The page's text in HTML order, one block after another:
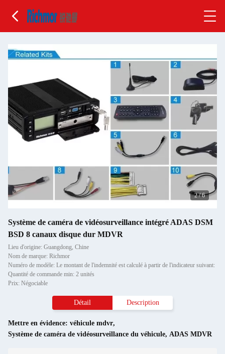
2/6
Système de caméra de vidéosurveillance intégré ADAS DSM
BSD 8 canaux disque dur MDVR
Lieu d'origine: Guangdong, Chine
Nom de marque: Richmor
Numéro de modèle: Le montant de l'indemnité est calculé à partir de l'indicateur suivant:
Quantité de commande min: 2 unités
Prix: Négociable
Détail Description
Mettre en évidence: véhicule mdvr,
Système de caméra de vidéosurveillance du véhicule, ADAS MDVR